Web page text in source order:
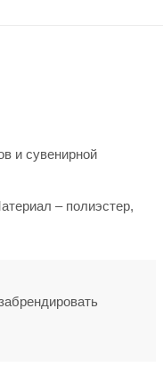
и сувенирной
– полиэстер,